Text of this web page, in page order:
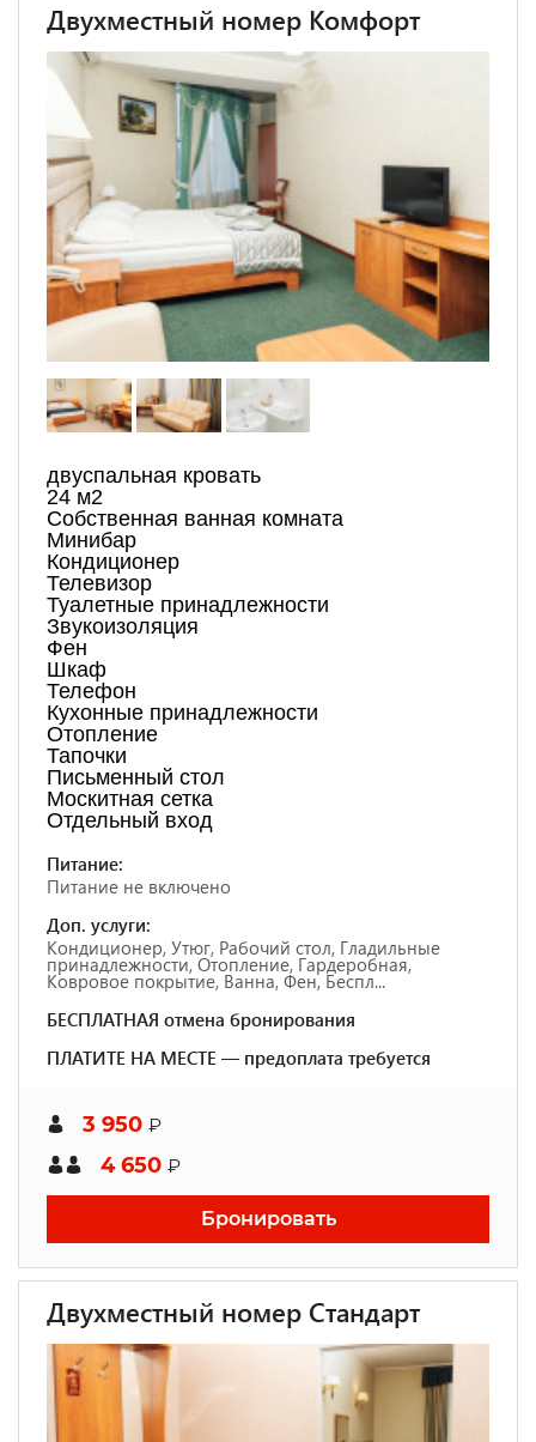
Двухместный номер Комфорт
двуспальная кровать
24 м2
Собственная ванная комната
Минибар
Кондиционер
Телевизор
Туалетные принадлежности
Звукоизоляция
Фен
Шкаф
Телефон
Кухонные принадлежности
Отопление
Тапочки
Письменный стол
Москитная сетка
Отдельный вход
Питание:
Питание не включено
Доп. услуги:
Кондиционер, Утюг, Рабочий стол, Гладильные
принадлежности, Отопление, Гардеробная,
Ковровое покрытие, Ванна, Фен, Беспл...
БЕСПЛАТНАЯ отмена бронирования
ПЛАТИТЕ НА МЕСТЕ — предоплата требуется
3 950 ₽
4 650 ₽
Бронировать
Двухместный номер Стандарт